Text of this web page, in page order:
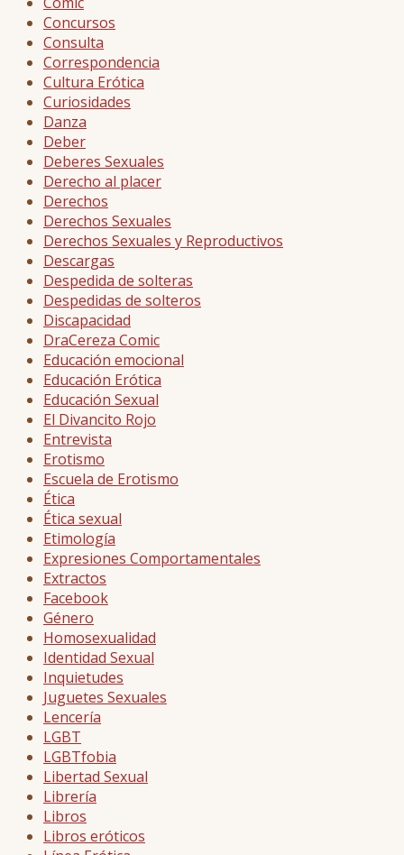
Concursos
Consulta
Correspondencia
Cultura Erótica
Curiosidades
Danza
Deber
Deberes Sexuales
Derecho al placer
Derechos
Derechos Sexuales
Derechos Sexuales y Reproductivos
Descargas
Despedida de solteras
Despedidas de solteros
Discapacidad
DraCereza Comic
Educación emocional
Educación Erótica
Educación Sexual
El Divancito Rojo
Entrevista
Erotismo
Escuela de Erotismo
Ética
Ética sexual
Etimología
Expresiones Comportamentales
Extractos
Facebook
Género
Homosexualidad
Identidad Sexual
Inquietudes
Juguetes Sexuales
Lencería
LGBT
LGBTfobia
Libertad Sexual
Librería
Libros
Libros eróticos